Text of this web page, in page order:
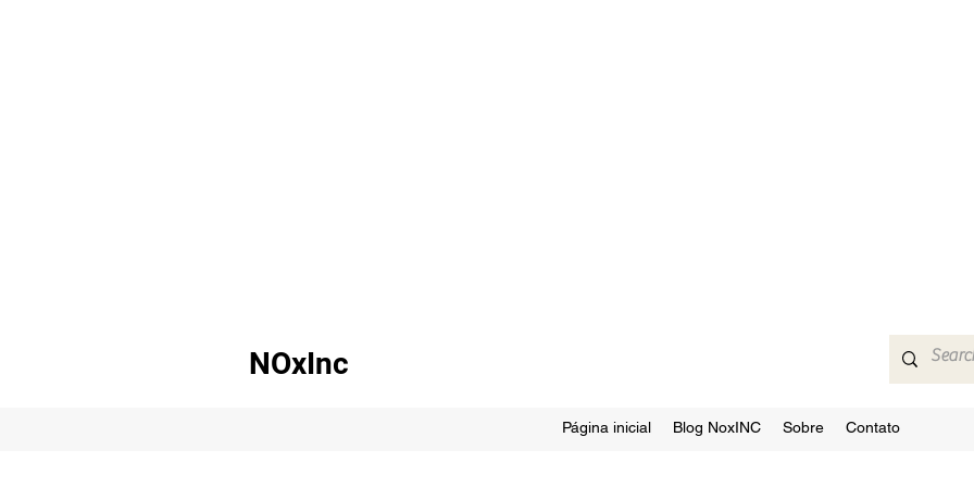
NOxInc
Página inicial Blog NoxINC Sobre Contato